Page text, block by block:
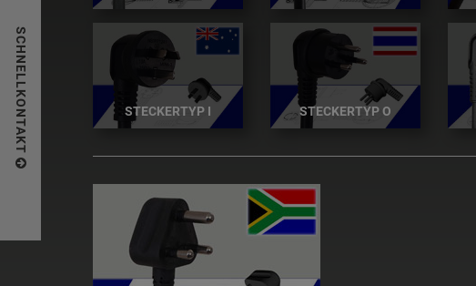
STECKERTYP I STECKERTYP O
SCHNELLKONTAKT